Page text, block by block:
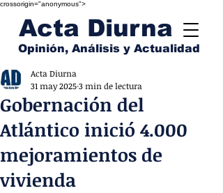
crossorigin="anonymous">
Acta Diurna
Opinión, Análisis y Actualidad
Gobernación del
Atlántico inició 4.000
mejoramientos de
vivienda
Acta Diurna
31 may 20253 min de lectura